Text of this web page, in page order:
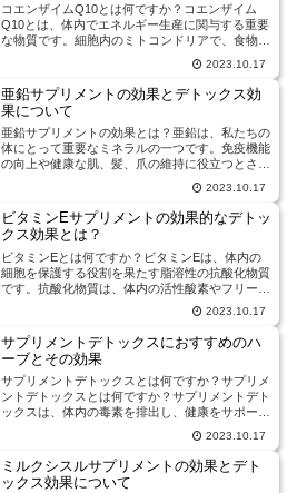
コエンザイムQ10とは何ですか？コエンザイム
Q10とは、体内でエネルギー生産に関与する重要
な物質です。細胞内のミトコンドリアで、食物か
要な酵素です。また、コエンザイムQ10は抗酸化
作用を持ち、細胞...
2023.10.17
亜鉛サプリメントの効果とデトックス効
果について
亜鉛サプリメントの効果とは？亜鉛は、私たちの
体にとって重要なミネラルの一つです。免疫機能
の向上や健康な肌、髪、爪の維持に役立つとされ
め、食事やサプリメントから摂取する必要があり
ます。亜鉛サプリメン...
2023.10.17
ビタミンEサプリメントの効果的なデトッ
クス効果とは？
ビタミンEとは何ですか？ビタミンEは、体内の
細胞を保護する役割を果たす脂溶性の抗酸化物質
です。抗酸化物質は、体内の活性酸素やフリーラ
ジカルといった有害な物質から細胞を守り、酸化
ストレスを軽減する働きがあります。ビタミンE
は特に細胞膜を保護し...
2023.10.17
サプリメントデトックスにおすすめのハ
ーブとその効果
サプリメントデトックスとは何ですか？サプリメ
ントデトックスとは何ですか？サプリメントデト
ックスは、体内の毒素を排出し、健康をサポート
境から摂取するさまざまな化学物質や有害物質が
私たちの体に蓄積され...
2023.10.17
ミルクシスルサプリメントの効果とデト
ックス効果について